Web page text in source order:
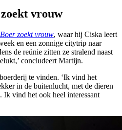
vrouw
Boer zoekt vrouw, waar hij Ciska leert
en een zonnige citytrip naar
de reünie zitten ze stralend naast
concludeert Martijn.
te vinden. ‘Ik vind het
in de buitenlucht, met de dieren
vind het ook heel interessant